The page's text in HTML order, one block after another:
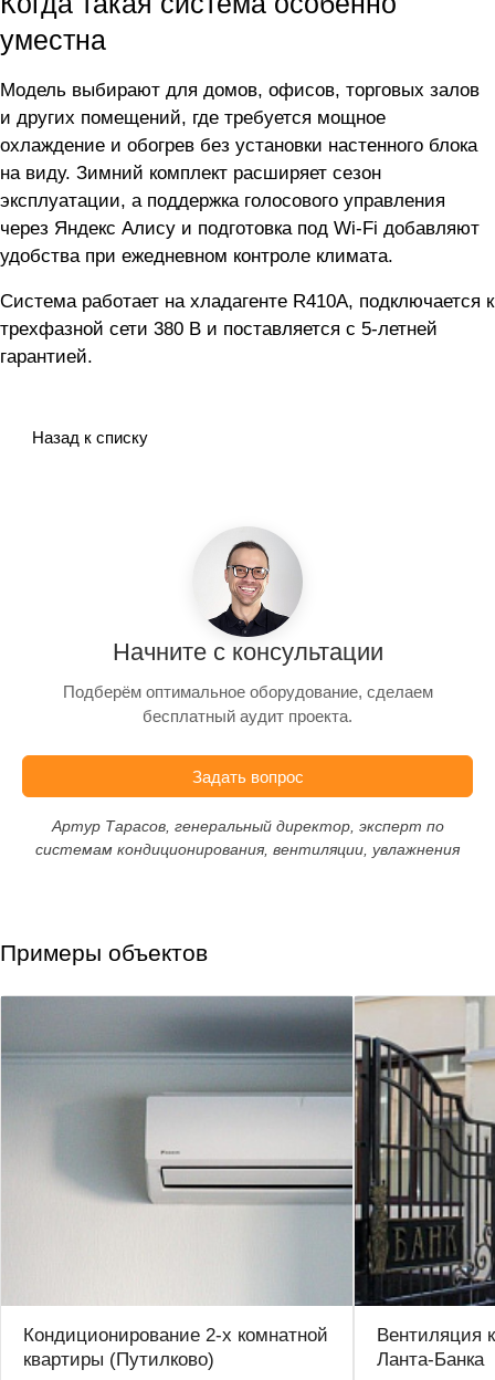
уместна
Модель выбирают для домов, офисов, торговых залов
и других помещений, где требуется мощное
охлаждение и обогрев без установки настенного блока
на виду. Зимний комплект расширяет сезон
эксплуатации, а поддержка голосового управления
через Яндекс Алису и подготовка под Wi-Fi добавляют
удобства при ежедневном контроле климата.
Система работает на хладагенте R410A, подключается к
трехфазной сети 380 В и поставляется с 5-летней
гарантией.
Назад к списку
Начните с консультации
Подберём оптимальное оборудование, сделаем
бесплатный аудит проекта.
Задать вопрос
Артур Тарасов, генеральный директор, эксперт по
системам кондиционирования, вентиляции, увлажнения
Примеры объектов
Кондиционирование 2-х комнатной
квартиры (Путилково)
Вентиляция
Ланта-Банка